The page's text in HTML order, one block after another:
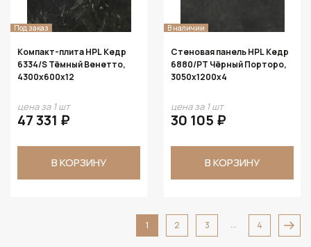
Под заказ
Компакт-плита HPL Кедр
6334/S Тёмный Венетто,
4300х600х12
цена за 1 шт
47 331 ₽
В КОРЗИНУ
В наличии
Стеновая панель HPL Кедр
6880/PT Чёрный Порторо,
3050х1200х4
цена за 1 шт
30 105 ₽
В КОРЗИНУ
1 2 3 ... 4